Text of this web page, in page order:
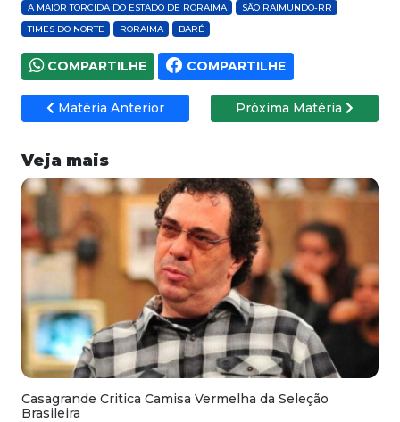
A MAIOR TORCIDA DO ESTADO DE RORAIMA
SÃO RAIMUNDO-RR
TIMES DO NORTE
RORAIMA BARÉ
COMPARTILHE COMPARTILHE
Matéria Anterior Próxima Matéria
Veja mais
Casagrande Critica Camisa Vermelha da Seleção
Brasileira